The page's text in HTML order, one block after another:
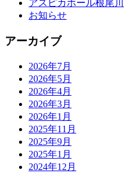
アスピカホール根尾川
お知らせ
アーカイブ
2026年7月
2026年5月
2026年4月
2026年3月
2026年1月
2025年11月
2025年9月
2025年1月
2024年12月